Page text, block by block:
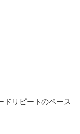
ドリピートのペース